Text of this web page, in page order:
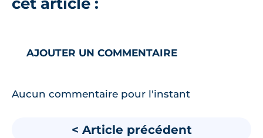
AJOUTER UN COMMENTAIRE
Aucun commentaire pour l'instant
< Article précédent